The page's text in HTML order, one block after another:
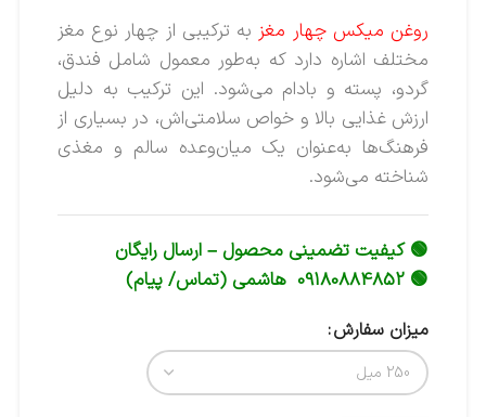
روغن میکس چهار مغز به ترکیبی از چهار نوع مغز
مختلف اشاره دارد که به‌طور معمول شامل فندق،
گردو، پسته و بادام می‌شود. این ترکیب به دلیل
ارزش غذایی بالا و خواص سلامتی‌اش، در بسیاری از
فرهنگ‌ها به‌عنوان یک میان‌وعده سالم و مغذی
شناخته می‌شود.
🟢 کیفیت تضمینی محصول – ارسال رایگان
🟢 09180884852 هاشمی (تماس/ پیام)
میزان سفارش